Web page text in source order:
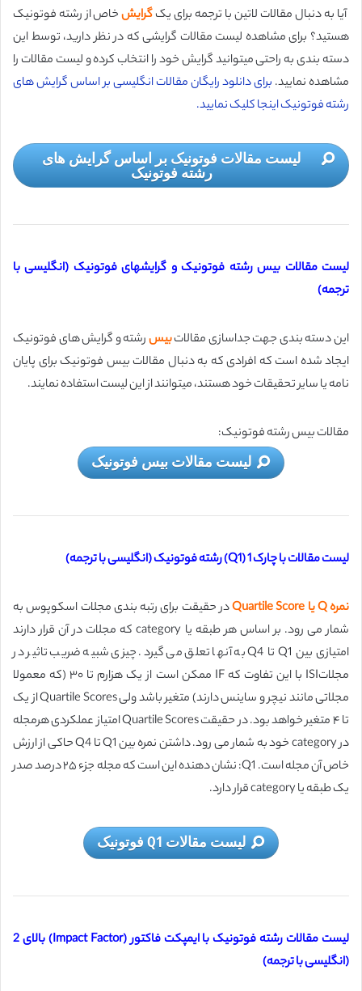
آیا به دنبال مقالات لاتین با ترجمه برای یکگرایشخاص از رشته فوتونیک
هستید؟ برای مشاهده لیست مقالات گرایشی که در نظر دارید، توسط این
دسته بندی به راحتی میتوانید گرایش خود را انتخاب کرده و لیست مقالات را
مشاهده نمایید. برای دانلود رایگان مقالات انگلیسی بر اساس گرایش های
رشته فوتونیک اینجا کلیک نمایید.
لیست مقالات فوتونیک بر اساس گرایش های
رشته فوتونیک
لیست مقالات بیس رشته فوتونیک و گرایشهای فوتونیک (انگلیسی با
ترجمه)
این دسته بندی جهت جداسازی مقالاتبیسرشته و گرایش های فوتونیک
ایجاد شده است که افرادی که به دنبال مقالات بیس فوتونیک برای پایان
نامه یا سایر تحقیقات خود هستند، میتوانند از این لیست استفاده نمایند.
مقالات بیس رشته فوتونیک:
لیست مقالات بیس فوتونیک
لیست مقالات با چارک 1 (Q1) رشته فوتونیک (انگلیسی با ترجمه)
نمره Q یا Quartile Score
در حقیقت برای رتبه بندی مجلات اسکوپوس به
شمار می رود. بر اساس هر طبقه یا category که مجلات در آن قرار دارند
امتیازی بین Q1 تا Q4 به آنها تعلق می گیرد. چیزی شبیه ضریب تاثیر در
مجلاتISI با این تفاوت که IF ممکن است از یک هزارم تا ۳۰ (که معمولا
مجلاتی مانند نیچر و ساینس دارند) متغیر باشد ولی Quartile Scores از یک
تا ۴ متغیر خواهد بود. در حقیقت Quartile Scores امتیاز عملکردی هرمجله
در category خود به شمار می رود. داشتن نمره بین Q1 تا Q4 حاکی از ارزش
خاص آن مجله است. Q1: نشان دهنده اين است که مجله جزء ۲۵ درصد صدر
يک طبقه يا category قرار دارد.
لیست مقالات Q1 فوتونیک
لیست مقالات رشته فوتونیک با ایمپکت فاکتور (Impact Factor) بالای 2
(انگلیسی با ترجمه)